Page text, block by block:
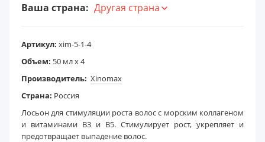
Ваша страна: Другая страна
Артикул: xim-5-1-4
Объем: 50 мл x 4
Производитель: Xinomax
Страна: Россия
Лосьон для стимуляции роста волос с морским коллагеном
и витаминами B3 и B5. Стимулирует рост, укрепляет и
предотвращает выпадение волос.